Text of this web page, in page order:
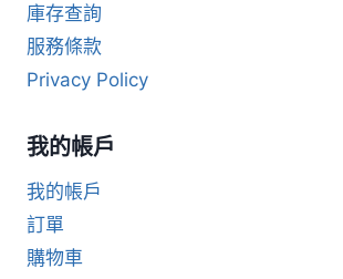
庫存查詢
服務條款
Privacy Policy
我的帳戶
我的帳戶
訂單
購物車